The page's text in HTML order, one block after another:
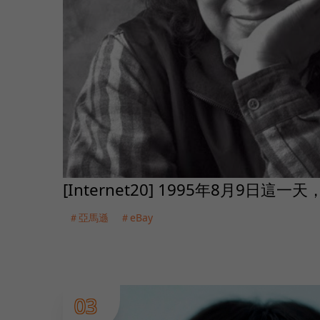
[Internet20] 1995年8月9日這一天
＃亞馬遜 ＃eBay
03